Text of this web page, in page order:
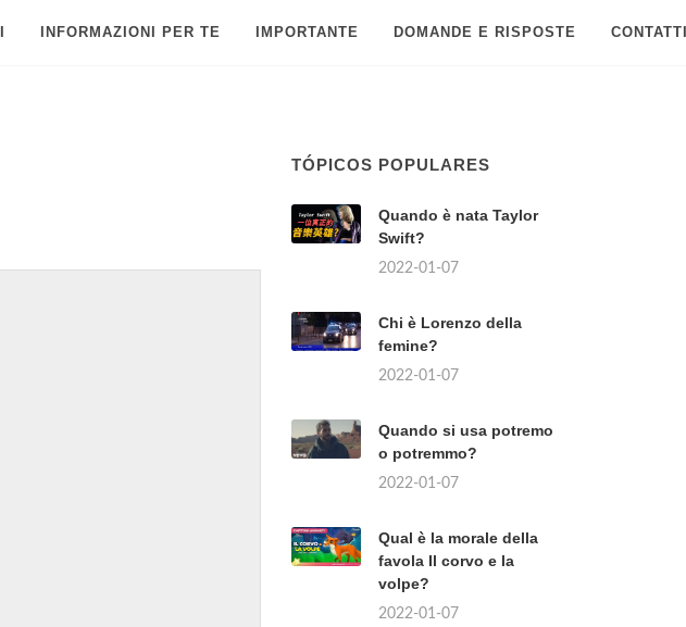
INFORMAZIONI PER TE IMPORTANTE DOMANDE E RISPOSTE
TÓPICOS POPULARES
Quando è nata Taylor
Swift?
2022-01-07
Chi è Lorenzo della
femine?
2022-01-07
Quando si usa potremo
o potremmo?
2022-01-07
Qual è la morale della
favola Il corvo e la
volpe?
2022-01-07